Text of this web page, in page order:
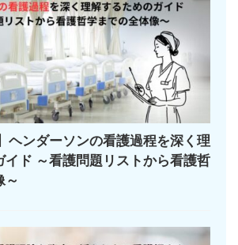
ヘンダーソンの看護過程を深く理
イド ～看護問題リストから看護哲
～